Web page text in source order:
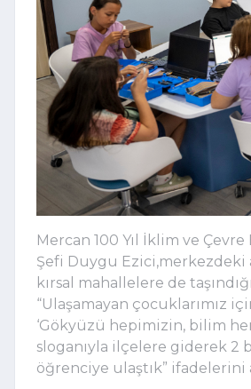
Mercan 100 Yıl İklim ve
Şefi Duygu
kırsal mahallelere de
“Ulaşamayan çocuklarımız
‘Gökyüzü hepimizin, bilim
sloganıyla ilçelere giderek 2
öğrenciye ulaştık” ifadelerini